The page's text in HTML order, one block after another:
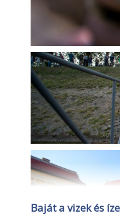
Baját a vizek és